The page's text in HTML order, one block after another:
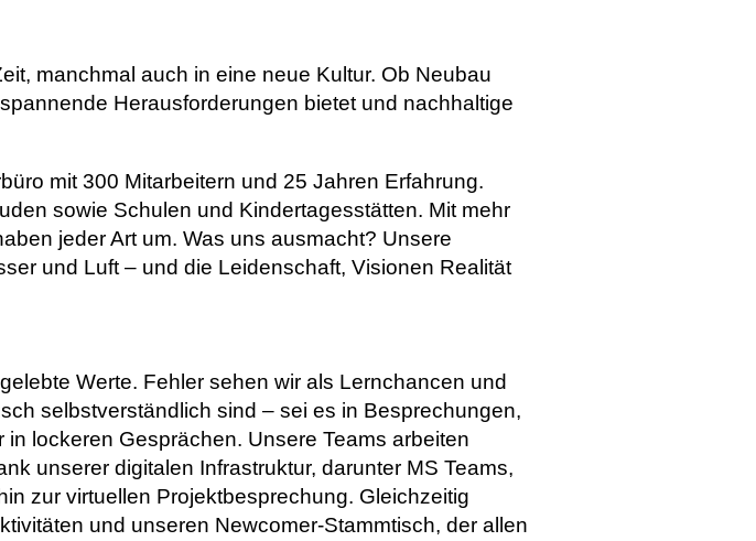
manchmal auch in eine neue Kultur. Ob Neubau
Herausforderungen bietet und nachhaltige
mit 300 Mitarbeitern und 25 Jahren Erfahrung.
sowie Schulen und Kindertagesstätten. Mit mehr
jeder Art um. Was uns ausmacht? Unsere
und Luft – und die Leidenschaft, Visionen Realität
Werte. Fehler sehen wir als Lernchancen und
selbstverständlich sind – sei es in Besprechungen,
lockeren Gesprächen. Unsere Teams arbeiten
unserer digitalen Infrastruktur, darunter MS Teams,
zur virtuellen Projektbesprechung. Gleichzeitig
und unseren Newcomer-Stammtisch, der allen